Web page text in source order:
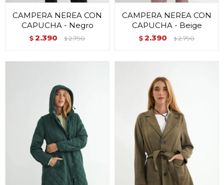
CAMPERA NEREA CON
CAPUCHA - Negro
$ 2.390 $ 2.790
CAMPERA NEREA CON
CAPUCHA - Beige
$ 2.390 $ 2.790